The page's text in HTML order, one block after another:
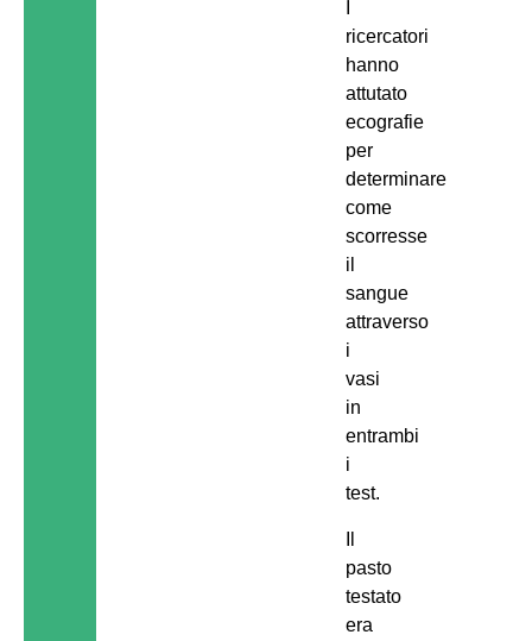
ricercatori
hanno
attutato
ecografie
per
determinare
come
scorresse
il
sangue
attraverso
i
vasi
in
entrambi
i
test.
pasto
testato
era